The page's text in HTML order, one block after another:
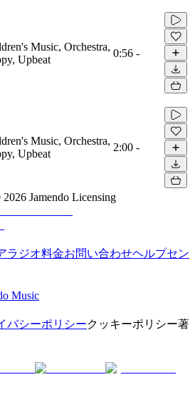
Music, Orchestra,
Upbeat
0:56 -
Music, Orchestra,
Upbeat
2:00 -
2026 Jamendo Licensing
ラジオ料金お問い合わせヘルプセン
Music
バシーポリシークッキーポリシー著